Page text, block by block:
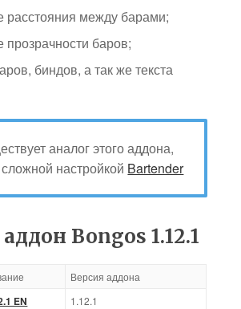
расстояния между барами;
баров;
биндов, а так же текста
аналог этого аддона,
настройкой Bartender
Bongos 1.12.1
Версия аддона
EN 1.12.1